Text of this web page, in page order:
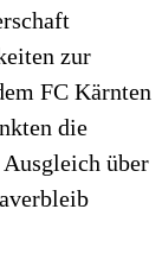
zur
FC Kärnten
die
über